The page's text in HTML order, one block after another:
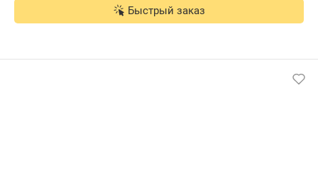
Быстрый заказ